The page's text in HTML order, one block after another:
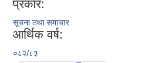
प्रकार:
सूचना तथा समाचार
आर्थिक वर्ष:
०८२/८३